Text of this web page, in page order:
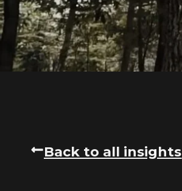
Back to all insights